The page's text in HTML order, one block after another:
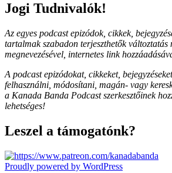
Jogi Tudnivalók!
Az egyes podcast epizódok, cikkek,
tartalmak szabadon terjeszthetők
megnevezésével, internetes link
A podcast epizódokat, cikkeket,
felhasználni, módosítani, magán- vagy
a Kanada Banda Podcast szerkesztőinek
lehetséges!
Leszel a támogatónk?
Proudly powered by WordPress